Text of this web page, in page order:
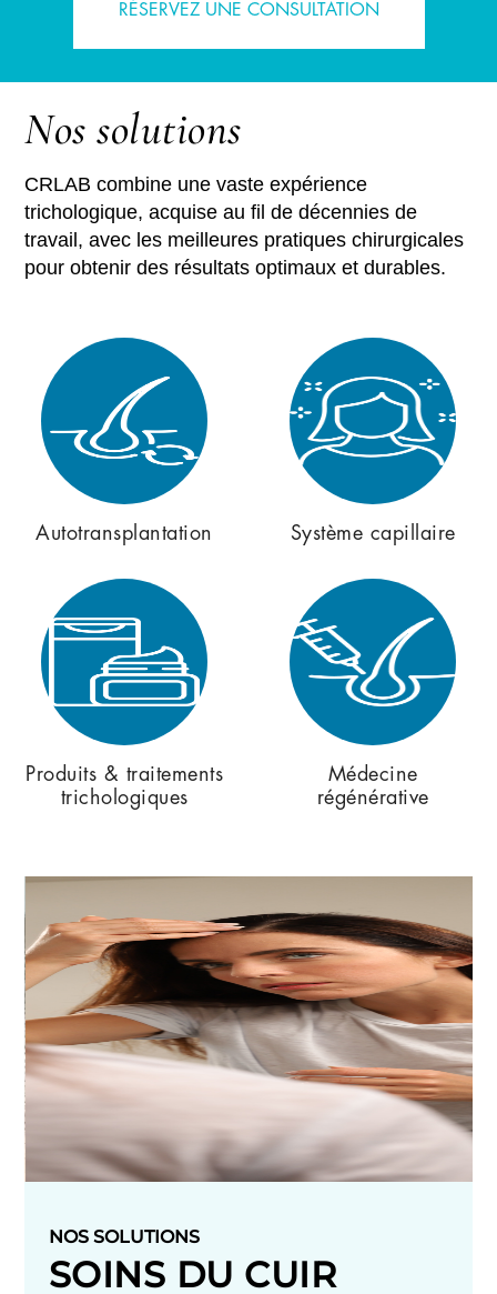
RÉSERVEZ UNE CONSULTATION
Nos solutions
CRLAB combine une vaste expérience
trichologique, acquise au fil de décennies de
travail, avec les meilleures pratiques chirurgicales
pour obtenir des résultats optimaux et durables.
Autotransplantation Système capillaire
Produits & traitements
trichologiques
Médecine
régénérative
NOS SOLUTIONS
SOINS DU CUIR